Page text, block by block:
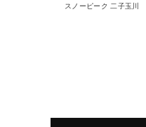
スノーピーク 二子玉川